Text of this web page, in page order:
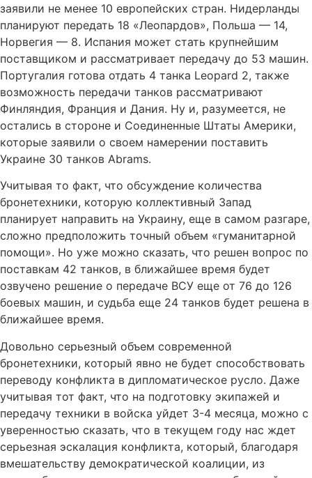
заявили не менее 10 европейских стран. Нидерланды
планируют передать 18 «Леопардов», Польша — 14,
Норвегия — 8. Испания может стать крупнейшим
поставщиком и рассматривает передачу до 53 машин.
Португалия готова отдать 4 танка Leopard 2, также
возможность передачи танков рассматривают
Финляндия, Франция и Дания. Ну и, разумеется, не
остались в стороне и Соединенные Штаты Америки,
которые заявили о своем намерении поставить
Украине 30 танков Abrams.
Учитывая то факт, что обсуждение количества
бронетехники, которую коллективный Запад
планирует направить на Украину, еще в самом разгаре,
сложно предположить точный объем «гуманитарной
помощи». Но уже можно сказать, что решен вопрос по
поставкам 42 танков, в ближайшее время будет
озвучено решение о передаче ВСУ еще от 76 до 126
боевых машин, и судьба еще 24 танков будет решена в
ближайшее время.
Довольно серьезный объем современной
бронетехники, который явно не будет способствовать
переводу конфликта в дипломатическое русло. Даже
учитывая тот факт, что на подготовку экипажей и
передачу техники в войска уйдет 3-4 месяца, можно с
уверенностью сказать, что в текущем году нас ждет
серьезная эскалация конфликта, который, благодаря
вмешательству демократической коалиции, из